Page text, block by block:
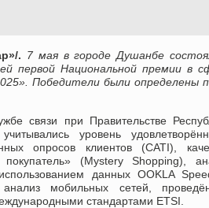
. 7 мая в городе Душанбе
первой Национальной премии в
Победители были определены
связи при Правительстве
уровень
опросов клиентов (CATI),
(Mystery Shopping),
данных OOKLA
мобильных сетей,
стандартами ETSI.